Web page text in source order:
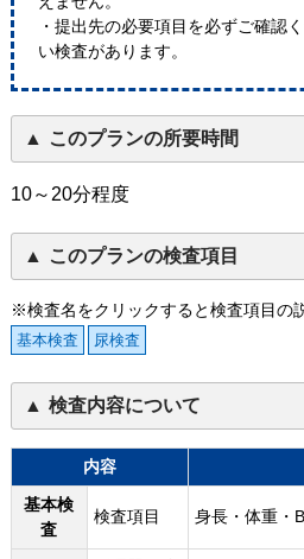
・提出先の必要項目を必ずご確認
い検査があります。
このプランの所要時間
10～20分程度
このプランの検査項目
※検査名をクリックすると検査項目の
基本検査 尿検査
検査内容について
内容
基本検
査
検査項目 身長・体重・